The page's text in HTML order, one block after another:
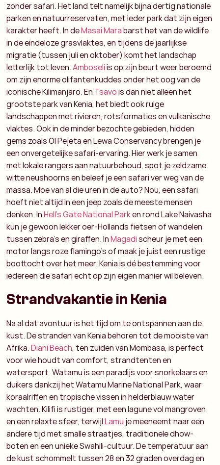
zonder safari. Het land telt namelijk bijna dertig nationale
parken en natuurreservaten, met ieder park dat zijn eigen
karakter heeft. In deMasai Marabarst het van de wildlife
in de eindeloze grasvlaktes, en tijdens de jaarlijkse
migratie (tussen juli en oktober) komt het landschap
letterlijk tot leven.Amboseliis op zijn beurt weer beroemd
om zijn enorme olifantenkuddes onder het oog van de
iconische Kilimanjaro. En Tsavois dan niet alleenhet
grootste park van Kenia, het biedt ook ruige
landschappen met rivieren, rotsformaties en vulkanische
vlaktes. Ook in de minder bezochte gebieden, hidden
gems zoals Ol Pejeta en Lewa Conservancy brengen je
een onvergetelijke safari-ervaring. Hier werk je samen
met lokale rangers aan natuurbehoud, spot je zeldzame
witte neushoorns en beleef je eensafari ver weg van de
massa. Moe van al die uren in de auto? Nou, een safari
hoeft niet altijd in een jeep zoals de meeste mensen
denken. InHell’s Gate National Parken rond Lake Naivasha
kun je gewoon lekker oer-Hollands fietsen of wandelen
tussen zebra’s en giraffen. InMagadischeur je met een
motor langs roze flamingo’s of maak je juist een rustige
boottocht over het meer. Kenia is dé bestemming voor
iedereen die safari echt op zijn eigen manier wil beleven.
Strandvakantie in Kenia
Na al dat avontuur is het tijd om te ontspannen aan de
kust. Destranden van Keniabehoren tot de mooiste van
Afrika.Diani Beach, ten zuiden van Mombasa, is perfect
voor wie houdt van comfort, strandtenten en
watersport. Watamu is een paradijs voor snorkelaars en
duikers dankzij het Watamu Marine National Park, waar
koraalriffen en tropische vissen in helderblauw water
wachten. Kilifi is rustiger, met een lagune vol mangroven
en een relaxte sfeer, terwijlLamu je meeneemt naar een
andere tijd met smalle straatjes, traditionele dhow-
boten en een unieke Swahili-cultuur. Detemperatuur aan
de kustschommelt tussen 28 en 32 graden overdag en